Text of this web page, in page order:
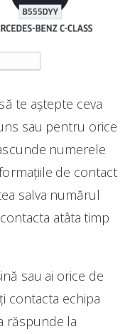
te aștepte ceva
sau pentru orice
numerele
de contact
salva numărul
atâta timp
sau ai orice de
contacta echipa
răspunde la